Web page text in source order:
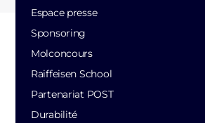
Espace presse
Sponsoring
Molconcours
Raiffeisen School
Partenariat POST
Durabilité